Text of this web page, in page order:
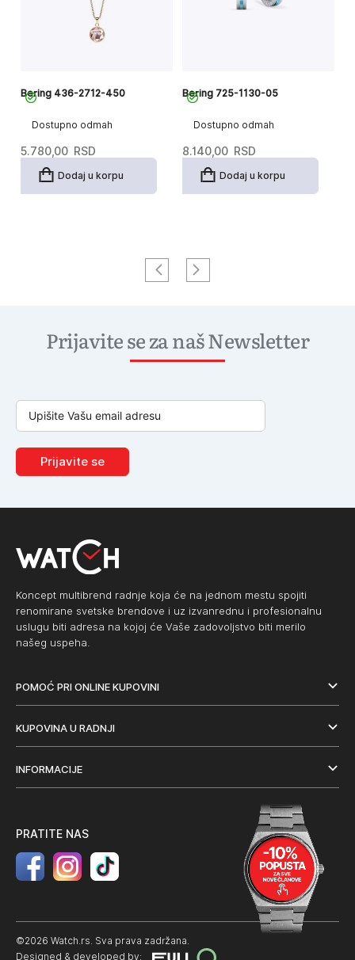
Dostupno odmah
Bering 436-2712-450
5.780,00 RSD
Dodaj u korpu
Dostupno odmah
Bering 725-1130-05
8.140,00 RSD
Dodaj u korpu
Prijavite se za naš Newsletter
Prijavite se
Koncept multibrend radnje koja će na jednom mestu spojiti
renomirane svetske brendove i uz izvanrednu i profesionalnu
uslugu biti adresa na kojoj će Vaše zadovoljstvo biti merilo
našeg uspeha.
POMOĆ PRI ONLINE KUPOVINI
KUPOVINA U RADNJI
INFORMACIJE
PRATITE NAS
©2026 Watch.rs. Sva prava zadržana.
Designed & developed by: